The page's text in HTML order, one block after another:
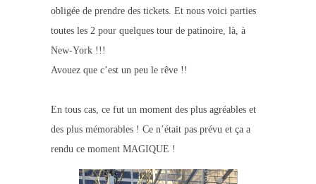
obligée de prendre des tickets. Et nous voici parties
toutes les 2 pour quelques tour de patinoire, là, à
New-York !!!
Avouez que c’est un peu le rêve !!
En tous cas, ce fut un moment des plus agréables et
des plus mémorables ! Ce n’était pas prévu et ça a
rendu ce moment MAGIQUE !